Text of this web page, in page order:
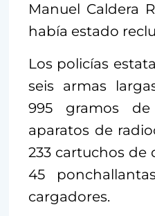
Manuel Caldera
había estado
Los policías
seis armas
995 gramos
aparatos de
233 cartuchos de
45
cargadores.